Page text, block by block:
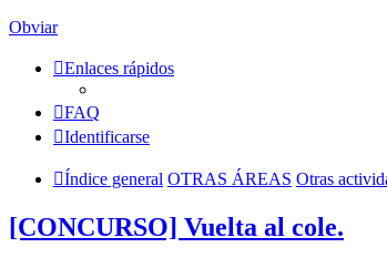
Obviar
Enlaces rápidos
FAQ
Identificarse
Índice general OTRAS ÁREAS Otras
[CONCURSO] Vuelta al cole.